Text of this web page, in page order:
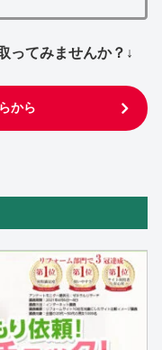
ってみませんか？↓
から